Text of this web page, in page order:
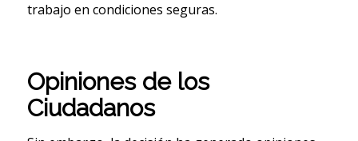
trabajo en condiciones seguras.
Opiniones de los
Ciudadanos